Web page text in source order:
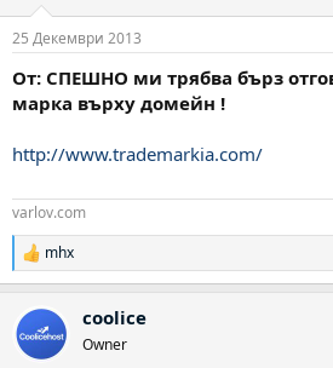
25 Декември 2013
От: СПЕШНО ми трябва бърз
марка върху домейн !
http://www.trademarkia.com/
varlov.com
Р
е
к
ц
и
mhx
coolice
Owner